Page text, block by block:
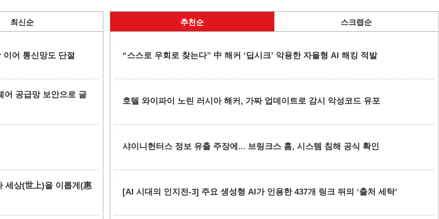
최신순
어 통신망도 단절
어 공급망 보안으로 글
세상(世上)을 이롭게(惠
추천순 스크랩순
“스스로 우회로 찾는다” 中 해커 ‘딥시크’ 악용한 자율형 AI 해킹 적발
호텔 와이파이 노린 러시아 해커, 가짜 업데이트로 감시 악성코드 유포
샤이니헌터스 정보 유출 주장에... 브링크스 홈, 시스템 침해 공식 확인
[AI 시대의 인지전-3] 주요 생성형 AI가 인용한 437개 링크 뒤의 ‘출처 세탁’